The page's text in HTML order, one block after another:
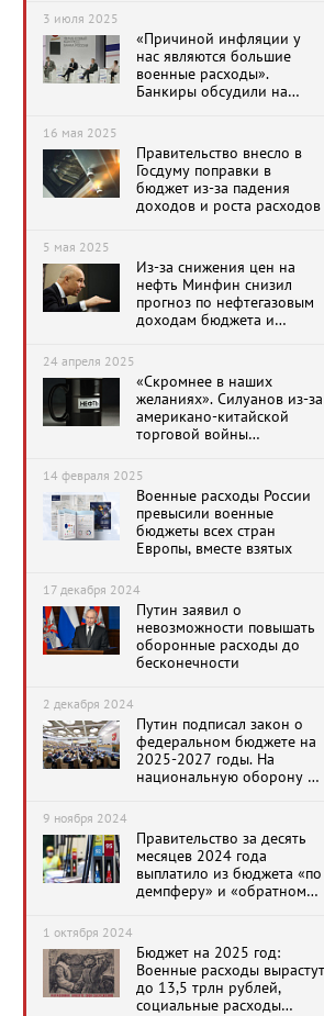
3 июля 2025
«Причиной инфляции у
нас являются большие
военные расходы».
Банкиры обсудили на
России
16 мая 2025
Правительство внесло в
Госдуму поправки в
бюджет из-за падения
доходов и роста расходов
5 мая 2025
Из-за снижения цен на
нефть Минфин снизил
прогноз по нефтегазовым
доходам бюджета и
24 апреля 2025
«Скромнее в наших
желаниях». Силуанов из-за
американо-китайской
торговой войны
расходы бюджета
14 февраля 2025
Военные расходы России
превысили военные
бюджеты всех стран
Европы, вместе взятых
17 декабря 2024
Путин заявил о
невозможности повышать
оборонные расходы до
бесконечности
2 декабря 2024
Путин подписал закон о
федеральном бюджете на
2025-2027 годы. На
национальную оборону и
9 ноября 2024
Правительство за десять
месяцев 2024 года
выплатило из бюджета «по
демпферу» и «обратному
1 октября 2024
Бюджет на 2025 год:
Военные расходы вырастут
до 13,5 трлн рублей,
социальные расходы